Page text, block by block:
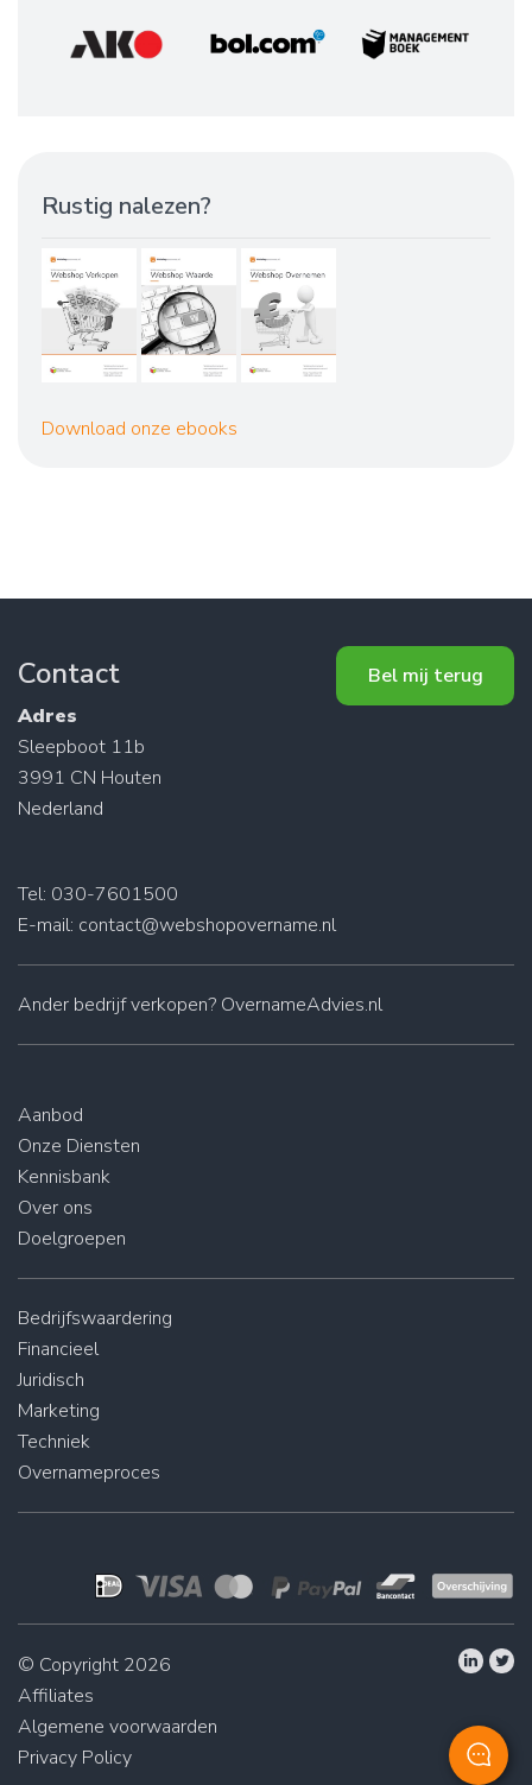
Rustig nalezen?
Download onze ebooks
Contact
Adres
Sleepboot 11b
3991 CN Houten
Nederland
Bel mij terug
Tel: 030-7601500
E-mail: contact@webshopovername.nl
Ander bedrijf verkopen? OvernameAdvies.nl
Aanbod
Onze Diensten
Kennisbank
Over ons
Doelgroepen
Bedrijfswaardering
Financieel
Juridisch
Marketing
Techniek
Overnameproces
© Copyright 2026
Affiliates
Algemene voorwaarden
Privacy Policy